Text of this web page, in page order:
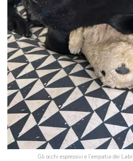
Gli occhi espressivi e l’empatia dei